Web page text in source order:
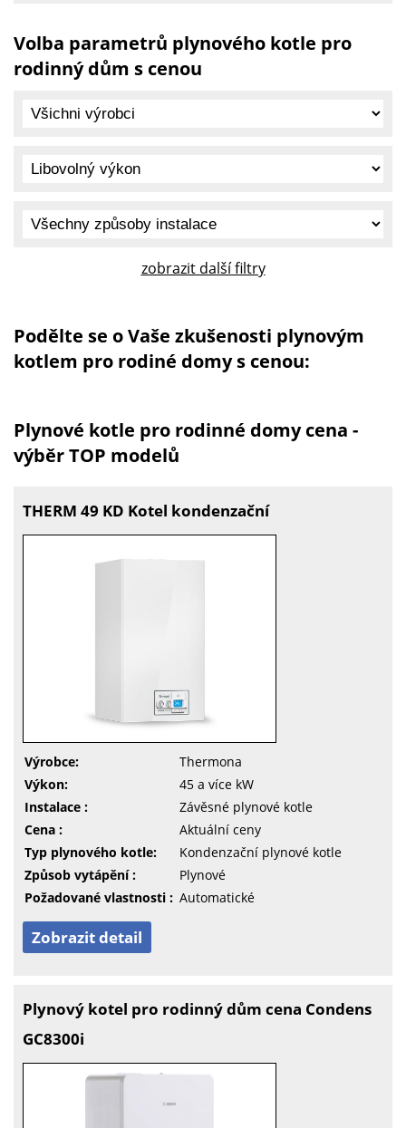
Volba parametrů plynového kotle pro
rodinný dům s cenou
zobrazit další filtry
Podělte se o Vaše zkušenosti plynovým
kotlem pro rodiné domy s cenou:
Plynové kotle pro rodinné domy cena -
výběr TOP modelů
THERM 49 KD Kotel kondenzační
Výrobce:
Thermona
Výkon:
45 a více kW
Instalace :
Závěsné plynové kotle
Cena :
Aktuální ceny
Typ plynového kotle:
Kondenzační plynové kotle
Způsob vytápění :
Plynové
Požadované vlastnosti : Automatické
Zobrazit detail
Plynový kotel pro rodinný dům cena Condens
GC8300i